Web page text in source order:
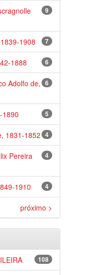
9
7
1908
6
1888
6
Adolfo de,
5
1890
4
1831-1852
4
Pereira
4
1910
próximo >
108